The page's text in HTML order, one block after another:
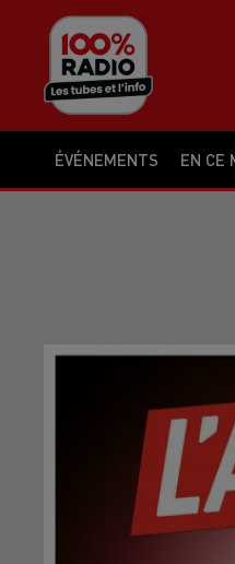
ÉVÉNEMENTS EN CE